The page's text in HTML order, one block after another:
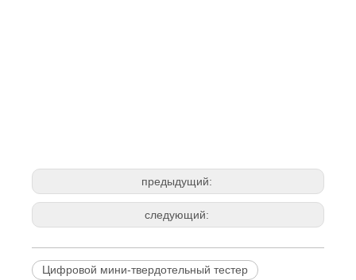
предыдущий:
следующий:
Цифровой мини-твердотельный тестер